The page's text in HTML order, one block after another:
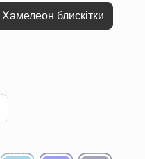
Хамелеон блискітки